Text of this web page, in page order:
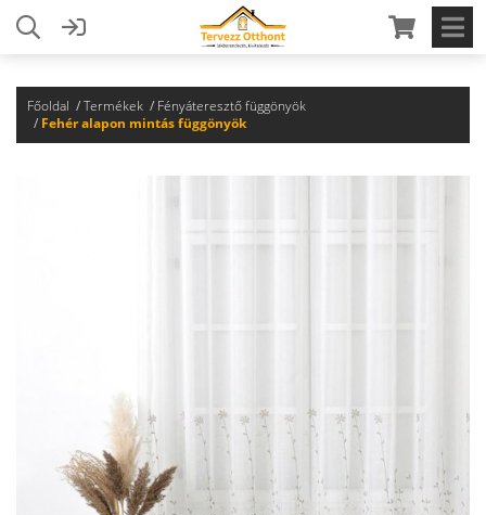
Főoldal Termékek
Fényáteresztő függönyök
Fehér alapon mintás függönyök